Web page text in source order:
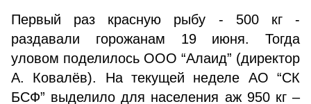
Первый раз красную рыбу - 500 кг -
раздавали горожанам 19 июня. Тогда
уловом поделилось ООО “Алаид” (директор
А. Ковалёв). На текущей неделе АО “СК
БСФ” выделило для населения аж 950 кг –